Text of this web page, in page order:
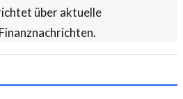
über aktuelle